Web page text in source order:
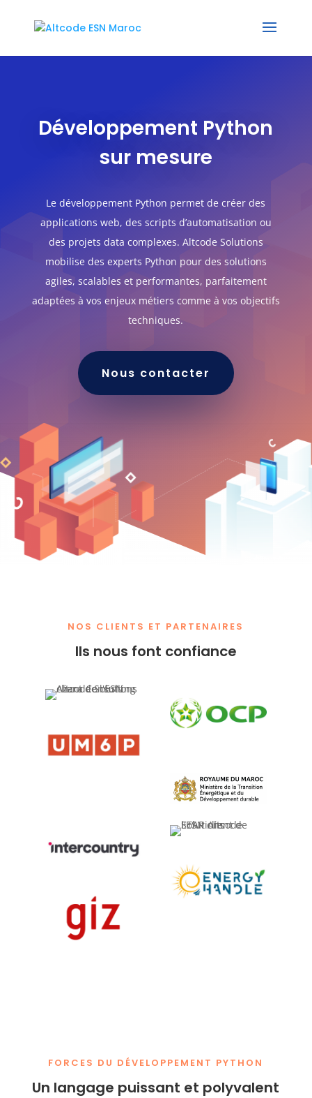
Développement Python
sur mesure
Le développement Python permet de créer des
applications web, des scripts d’automatisation ou
des projets data complexes. Altcode Solutions
mobilise des experts Python pour des solutions
agiles, scalables et performantes, parfaitement
adaptées à vos enjeux métiers comme à vos objectifs
techniques.
Nous contacter
NOS CLIENTS ET PARTENAIRES
Ils nous font confiance
FORCES DU DÉVELOPPEMENT PYTHON
Un langage puissant et polyvalent